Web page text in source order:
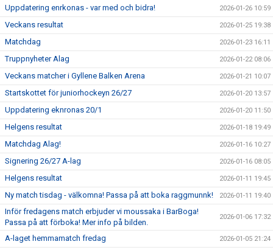
Uppdatering enrkonas - var med och bidra! 2026-01-26 10:59
Veckans resultat 2026-01-25 19:38
Matchdag 2026-01-23 16:11
Truppnyheter Alag 2026-01-22 08:06
Veckans matcher i Gyllene Balken Arena 2026-01-21 10:07
Startskottet för juniorhockeyn 26/27 2026-01-20 13:57
Uppdatering eknronas 20/1 2026-01-20 11:50
Helgens resultat 2026-01-18 19:49
Matchdag Alag! 2026-01-16 10:27
Signering 26/27 A-lag 2026-01-16 08:05
Helgens resultat 2026-01-11 19:45
Ny match tisdag - välkomna! Passa på att boka raggmunnk! 2026-01-11 19:40
Inför fredagens match erbjuder vi moussaka i BarBoga!
Passa på att förboka! Mer info på bilden.
2026-01-06 17:32
A-laget hemmamatch fredag 2026-01-05 21:24